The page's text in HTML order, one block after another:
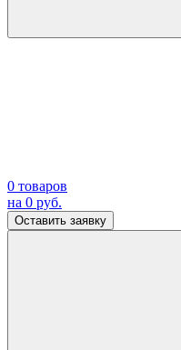
0 товаров
на 0 руб.
Оставить заявку